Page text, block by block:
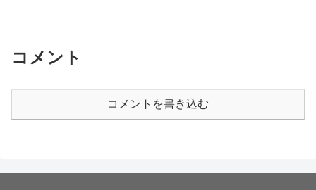
コメント
コメントを書き込む